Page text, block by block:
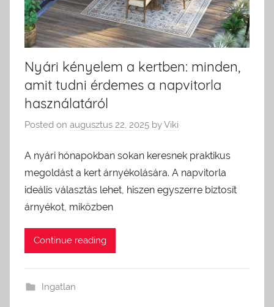
Nyári kényelem a kertben: minden,
amit tudni érdemes a napvitorla
használatáról
Posted on augusztus 22, 2025 byViki
A nyári hónapokban sokan keresnek praktikus
megoldást a kert árnyékolására. A napvitorla
ideális választás lehet, hiszen egyszerre biztosít
árnyékot, miközben
Continue reading
Ingatlan